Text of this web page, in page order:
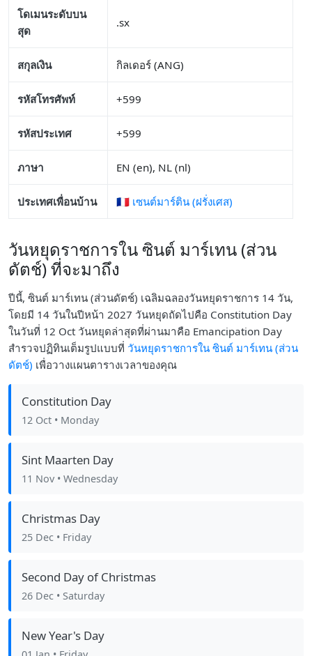
โดเมนระดับบน
สุด
.sx
สกุลเงิน กิลเดอร์ (ANG)
รหัสโทรศัพท์ +599
รหัสประเทศ +599
ภาษา EN (en), NL (nl)
ประเทศเพื่อนบ้าน 🇲🇫 เซนต์มาร์ติน (ฝรั่งเศส)
วันหยุดราชการใน ซินต์ มาร์เทน (ส่วน
ดัตช์) ที่จะมาถึง
ปีนี้, ซินต์ มาร์เทน (ส่วนดัตช์) เฉลิมฉลองวันหยุดราชการ 14 วัน,
โดยมี 14 วันในปีหน้า 2027 วันหยุดถัดไปคือ Constitution Day
ในวันที่ 12 Oct วันหยุดล่าสุดที่ผ่านมาคือ Emancipation Day
สำรวจปฏิทินเต็มรูปแบบที่ วันหยุดราชการใน ซินต์ มาร์เทน (ส่วน
ดัตช์) เพื่อวางแผนตารางเวลาของคุณ
Constitution Day
12 Oct • Monday
Sint Maarten Day
11 Nov • Wednesday
Christmas Day
25 Dec • Friday
Second Day of Christmas
26 Dec • Saturday
New Year's Day